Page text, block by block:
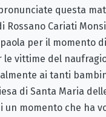
questa
Rossano Cariati
per il momento
le vittime del
ai tanti
di Santa Maria
un momento che ha